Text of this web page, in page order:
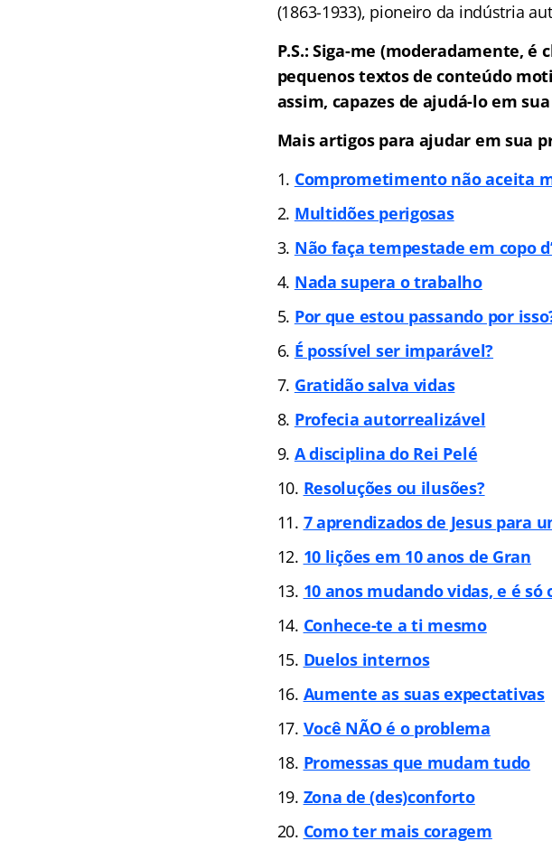
(1863-1933), pioneiro da indústria
P.S.: Siga-me (moderadamente,
pequenos textos de conteúdo
assim, capazes de ajudá-lo em
Mais artigos para ajudar em sua
Comprometimento não aceita
Multidões perigosas
Não faça tempestade em copo
Nada supera o trabalho
Por que estou passando por
É possível ser imparável?
Gratidão salva vidas
Profecia autorrealizável
A disciplina do Rei Pelé
Resoluções ou ilusões?
7 aprendizados de Jesus para
10 lições em 10 anos de Gran
10 anos mudando vidas, e é só
Conhece-te a ti mesmo
Duelos internos
Aumente as suas expectativas
Você NÃO é o problema
Promessas que mudam tudo
Zona de (des)conforto
Como ter mais coragem